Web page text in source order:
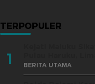
TERPOPULER
1 BERITA UTAMA